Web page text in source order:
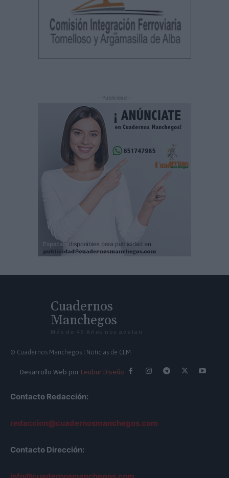
- Publicidad -
Cuadernos
Manchegos
Más de 45 Años nos avalan
© Cuadernos Manchegos | Noticias de CLM
Desarrollo Web por Leubur Diseño
Contacto Redacción:
redaccion@cuadernosmanchegos.com
Contacto Dirección: